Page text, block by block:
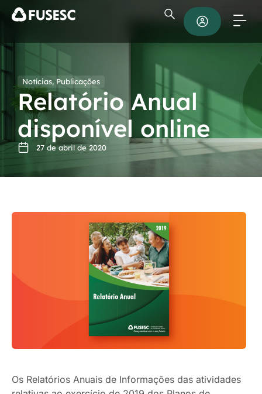
Notícias, Publicações
Relatório Anual
disponível online
27 de abril de 2020
Os Relatórios Anuais de Informações das atividades